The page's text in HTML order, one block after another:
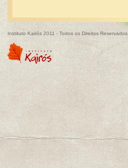
Instituto Kairós 2011 - Todos os Direitos Reservados